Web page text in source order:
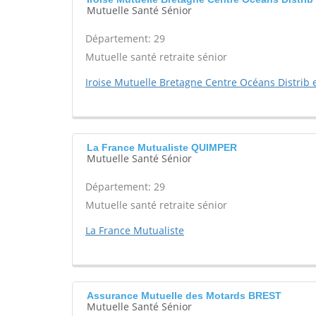
Mutuelle Santé Sénior
Département: 29
Mutuelle santé retraite sénior
Iroise Mutuelle Bretagne Centre Océans Distrib
La France Mutualiste QUIMPER
Mutuelle Santé Sénior
Département: 29
Mutuelle santé retraite sénior
La France Mutualiste
Assurance Mutuelle des Motards BREST
Mutuelle Santé Sénior